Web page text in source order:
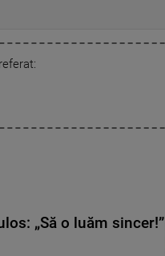
„Să o luăm sincer!”